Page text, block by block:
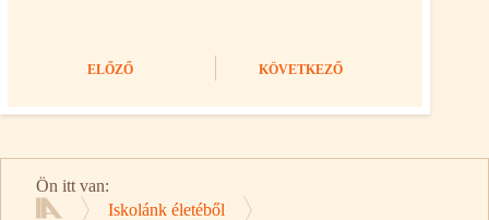
ELŐZŐ KÖVETKEZŐ
Ön itt van:
Iskolánk életéből